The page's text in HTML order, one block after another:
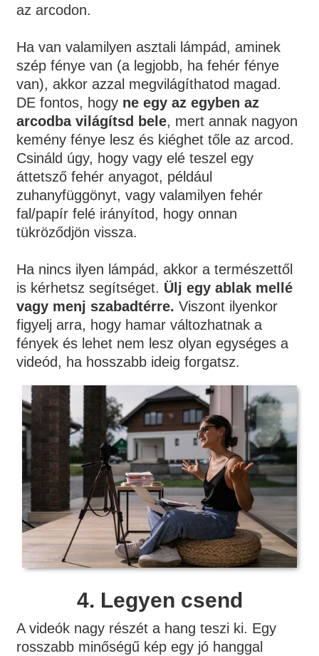
az arcodon.
Ha van valamilyen asztali lámpád, aminek
szép fénye van (a legjobb, ha fehér fénye
van), akkor azzal megvilágíthatod magad.
DE fontos, hogy ne egy az egyben az
arcodba világítsd bele, mert annak nagyon
kemény fénye lesz és kiéghet tőle az arcod.
Csináld úgy, hogy vagy elé teszel egy
áttetsző fehér anyagot, például
zuhanyfüggönyt, vagy valamilyen fehér
fal/papír felé irányítod, hogy onnan
tükröződjön vissza.
Ha nincs ilyen lámpád, akkor a természettől
is kérhetsz segítséget. Ülj egy ablak mellé
vagy menj szabadtérre.Viszont ilyenkor
figyelj arra, hogy hamar változhatnak a
fények és lehet nem lesz olyan egységes a
videód, ha hosszabb ideig forgatsz.
4. Legyen csend
A videók nagy részét a hang teszi ki. Egy
rosszabb minőségű kép egy jó hanggal